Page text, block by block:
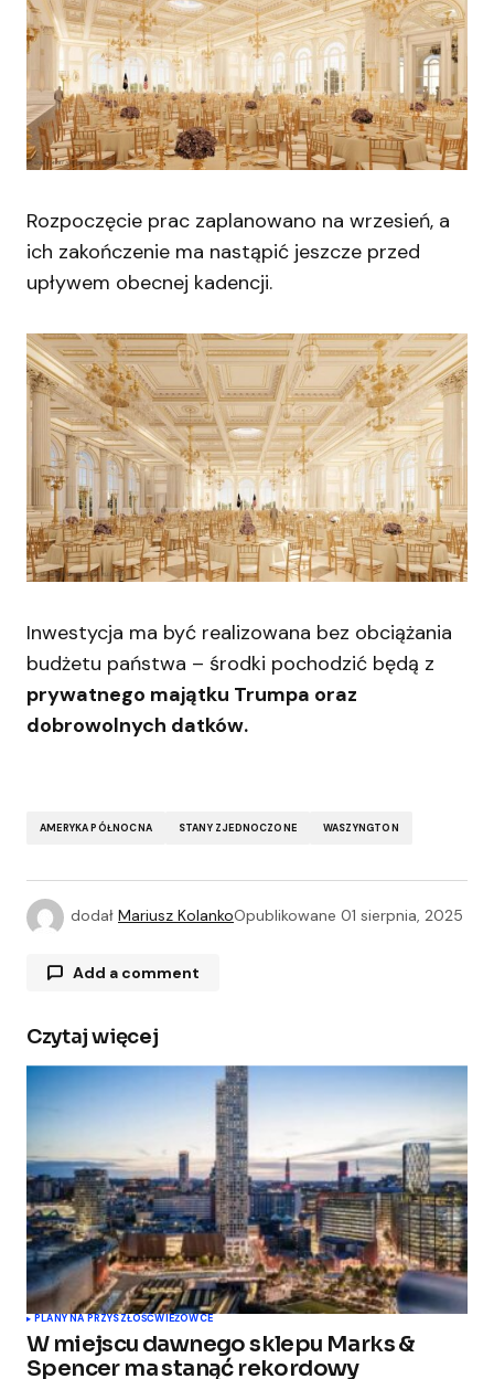
Rozpoczęcie prac zaplanowano na wrzesień, a
ich zakończenie ma nastąpić jeszcze przed
upływem obecnej kadencji.
Inwestycja ma być realizowana bez obciążania
budżetu państwa – środki pochodzić będą z
prywatnego majątku Trumpa oraz
dobrowolnych datków.
AMERYKA PÓŁNOCNA STANY ZJEDNOCZONE WASZYNGTON
dodał Mariusz KolankoOpublikowane 01 sierpnia, 2025
Add a comment
Twój adres e-mail nie zostanie opublikowany.
Wymagane pola są oznaczone*
Comment*
Your Name*
Your E-mail*
Czytaj więcej
PLANY NA PRZYSZŁOŚĆWIEŻOWCE
W miejscu dawnego sklepu Marks &
Spencer ma stanąć rekordowy